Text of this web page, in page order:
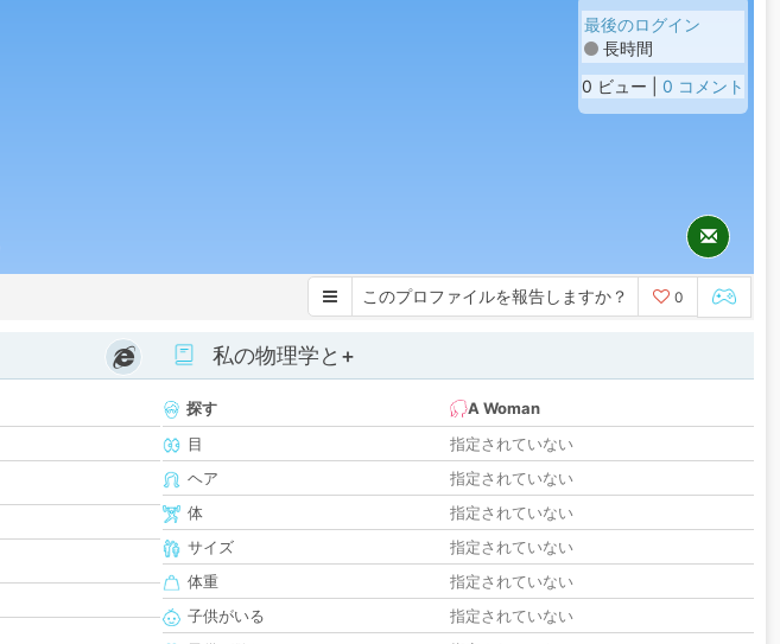
最後のログイン
長時間
0 ビュー | 0 コメント
このプロファイルを報告しますか？ 0
私の物理学と+
探す
A Woman
目
指定されていない
ヘア
指定されていない
体
指定されていない
サイズ
指定されていない
体重
指定されていない
子供がいる
指定されていない